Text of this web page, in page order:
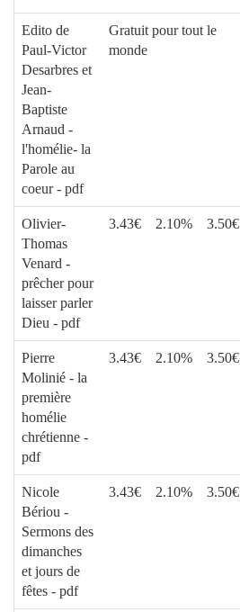
Edito de
Paul-Victor
Desarbres et
Jean-
Baptiste
Arnaud -
l'homélie- la
Parole au
coeur - pdf
Gratuit pour tout le
monde
Olivier-
Thomas
Venard -
prêcher pour
laisser parler
Dieu - pdf
3.43€ 2.10% 3.50€
Pierre
Molinié - la
première
homélie
chrétienne -
pdf
3.43€ 2.10% 3.50€
Nicole
Bériou -
Sermons des
dimanches
et jours de
fêtes - pdf
3.43€ 2.10% 3.50€